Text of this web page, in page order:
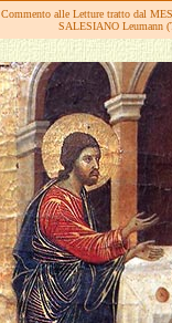
Commento alle Letture tratto dal
SALESIANO Leumann